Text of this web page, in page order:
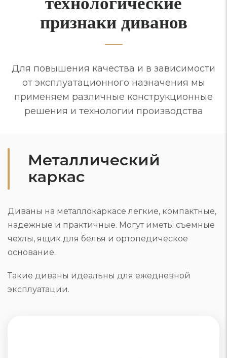
признаки диванов
Для повышения качества и в зависимости
от эксплуатационного назначения мы
применяем различные конструкционные
решения и технологии производства
Металлический
каркас
Диваны на металлокаркасе легкие, компактные,
надежные и практичные. Могут иметь: съемные
чехлы, ящик для белья и ортопедическое
основание.
Такие диваны идеальны для ежедневной
эксплуатации.